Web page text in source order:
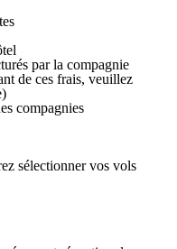
par la compagnie
de ces frais, veuillez
compagnies
sélectionner vos vols